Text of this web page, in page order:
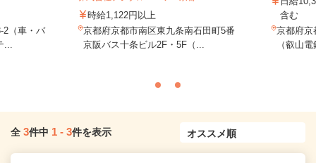
2（車・バ
時給1,122円以上
京都府京都市南区東九条南石田町5番
京阪バス十条ビル2F・5F（...
含む
京都府京
（叡山
全 3件中 1 - 3件を表示